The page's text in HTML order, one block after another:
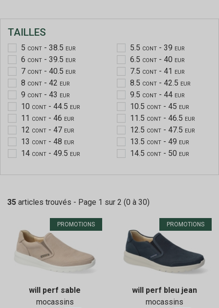
TAILLES
5 CONT - 38.5 EUR 5.5 CONT - 39 EUR
6 CONT - 39.5 EUR 6.5 CONT - 40 EUR
7 CONT - 40.5 EUR 7.5 CONT - 41 EUR
8 CONT - 42 EUR 8.5 CONT - 42.5 EUR
9 CONT - 43 EUR 9.5 CONT - 44 EUR
10 CONT - 44.5 EUR 10.5 CONT - 45 EUR
11 CONT - 46 EUR 11.5 CONT - 46.5 EUR
12 CONT - 47 EUR 12.5 CONT - 47.5 EUR
13 CONT - 48 EUR 13.5 CONT - 49 EUR
14 CONT - 49.5 EUR 14.5 CONT - 50 EUR
35 articles trouvés - Page 1 sur 2 (0 à 30)
PROMOTIONS
will perf sable
mocassins
PROMOTIONS
will perf bleu jean
mocassins